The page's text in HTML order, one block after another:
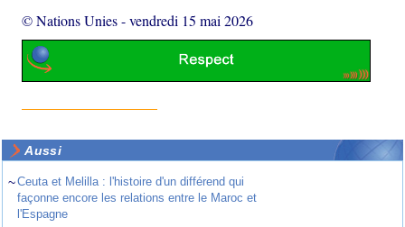
© Nations Unies-vendredi 15 mai 2026
Aussi
~Ceuta et Melilla : l'histoire d'un différend qui
façonne encore les relations entre le Maroc et
l'Espagne